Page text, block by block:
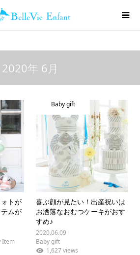
2020年 6月
トが
ムが
Item
Baby gift
喜ぶ顔が見たい！出産祝いは
お洒落なおむつケーキがおす
すめ♪
2020.06.09
Baby gift
1,627 views